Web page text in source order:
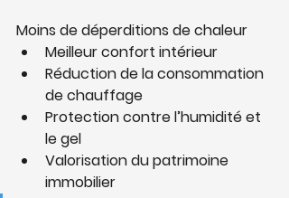
Moins de déperditions de chaleur
Meilleur confort intérieur
Réduction de la consommation
de chauffage
Protection contre l’humidité et
le gel
Valorisation du patrimoine
immobilier